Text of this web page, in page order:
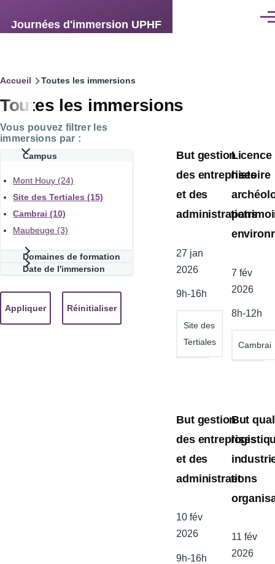
Journées d'immersion UPHF
Fil
d'Ariane
Accueil Toutes les immersions
Toutes les immersions
Vous pouvez filtrer les
immersions par :
Campus
Mont Houy (24)
Site des Tertiales (15)
Cambrai (10)
Maubeuge (3)
Domaines de formation
Date de l'immersion
But gestion
des entreprises
et des
administrations
Date
de
27 jan
2026
9h-16h
Site des
Tertiales
Licence
histoire
Date
de
7 fév
2026
8h-12h
Cambrai
But gestion
des entreprises
et des
administrations
Date
de
10 fév
2026
9h-16h
But
et
Date
de
11 fév
2026